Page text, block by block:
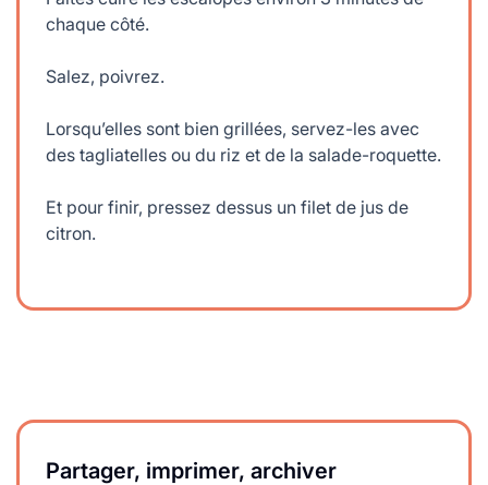
chaque côté.
Salez, poivrez.
Lorsqu’elles sont bien grillées, servez-les avec
des tagliatelles ou du riz et de la salade-roquette.
Et pour finir, pressez dessus un filet de jus de
citron.
Partager, imprimer, archiver